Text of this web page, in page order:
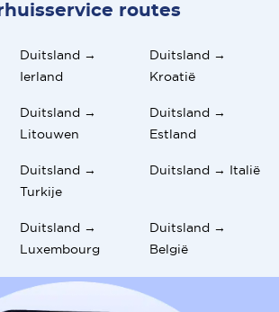
routes
Duitsland →
Ierland
Duitsland →
Kroatië
Duitsland →
Litouwen
Duitsland →
Estland
Duitsland →
Turkije
Duitsland → Italië
Duitsland →
Luxembourg
Duitsland →
België